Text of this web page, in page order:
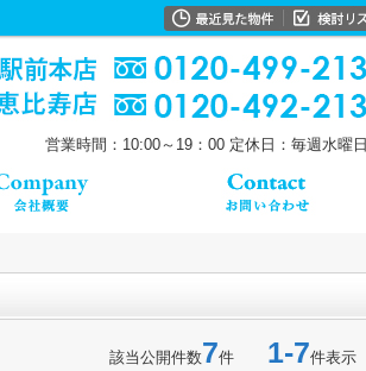
営業時間：10:00～19：00 定休日：毎週水曜日
該当公開件数7件 1-7件表示